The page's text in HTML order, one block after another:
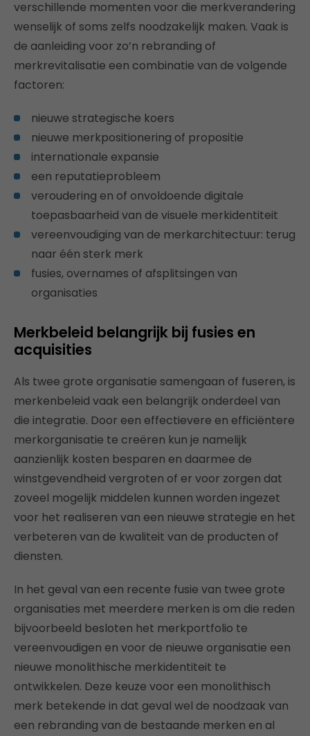
verschillende momenten voor die merkverandering
wenselijk of soms zelfs noodzakelijk maken. Vaak is
de aanleiding voor zo’n rebranding of
merkrevitalisatie een combinatie van de volgende
factoren:
nieuwe strategische koers
nieuwe merkpositionering of propositie
internationale expansie
een reputatieprobleem
veroudering en of onvoldoende digitale
toepasbaarheid van de visuele merkidentiteit
vereenvoudiging van de merkarchitectuur: terug
naar één sterk merk
fusies, overnames of afsplitsingen van
organisaties
Merkbeleid belangrijk bij fusies en
acquisities
Als twee grote organisatie samengaan of fuseren, is
merkenbeleid vaak een belangrijk onderdeel van
die integratie. Door een effectievere en efficiëntere
merkorganisatie te creëren kun je namelijk
aanzienlijk kosten besparen en daarmee de
winstgevendheid vergroten of er voor zorgen dat
zoveel mogelijk middelen kunnen worden ingezet
voor het realiseren van een nieuwe strategie en het
verbeteren van de kwaliteit van de producten of
diensten.
In het geval van een recente fusie van twee grote
organisaties met meerdere merken is om die reden
bijvoorbeeld besloten het merkportfolio te
vereenvoudigen en voor de nieuwe organisatie een
nieuwe monolithische merkidentiteit te
ontwikkelen. Deze keuze voor een monolithisch
merk betekende in dat geval wel de noodzaak van
een rebranding van de bestaande merken en al